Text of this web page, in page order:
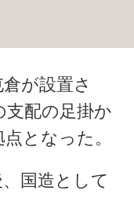
が設置さ
支配の足掛か
となった。
国造として